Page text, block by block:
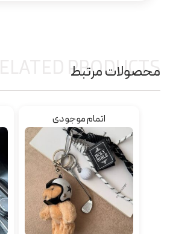
محصولات مرتبط
RELATED PRODUCTS
اتمام موجودی